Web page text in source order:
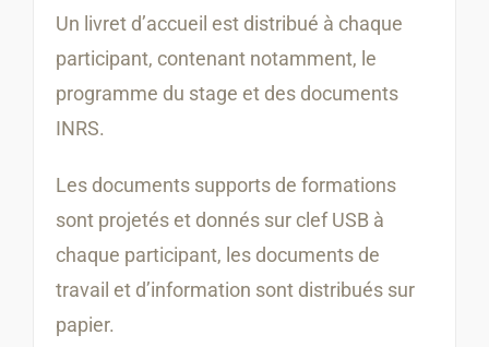
Un livret d’accueil est distribué à chaque
participant, contenant notamment, le
programme du stage et des documents
INRS.
Les documents supports de formations
sont projetés et donnés sur clef USB à
chaque participant, les documents de
travail et d’information sont distribués sur
papier.